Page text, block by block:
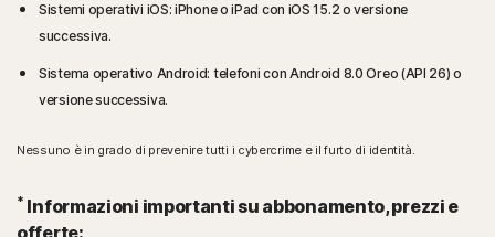
Sistemi operativi iOS: iPhone o iPad con iOS 15.2 o versione
successiva.
Sistema operativo Android: telefoni con Android 8.0 Oreo (API 26) o
versione successiva.
Nessuno è in grado di prevenire tutti i cybercrime e il furto di identità.
* Informazioni importanti su abbonamento, prezzi e